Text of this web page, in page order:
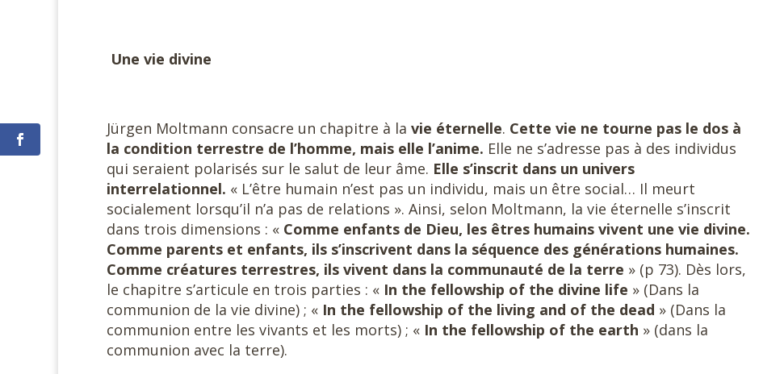
Une vie divine
Jürgen Moltmann consacre un chapitre à la vie éternelle. Cette vie ne tourne pas le dos à
la condition terrestre de l’homme, mais elle l’anime. Elle ne s’adresse pas à des individus
qui seraient polarisés sur le salut de leur âme. Elle s’inscrit dans un univers
interrelationnel. « L’être humain n’est pas un individu, mais un être social… Il meurt
socialement lorsqu’il n’a pas de relations ». Ainsi, selon Moltmann, la vie éternelle s’inscrit
dans trois dimensions : « Comme enfants de Dieu, les êtres humains vivent une vie divine.
Comme parents et enfants, ils s’inscrivent dans la séquence des générations humaines.
Comme créatures terrestres, ils vivent dans la communauté de la terre » (p 73). Dès lors,
le chapitre s’articule en trois parties : « In the fellowship of the divine life » (Dans la
communion de la vie divine) ; « In the fellowship of the living and of the dead » (Dans la
communion entre les vivants et les morts) ; « In the fellowship of the earth » (dans la
communion avec la terre).